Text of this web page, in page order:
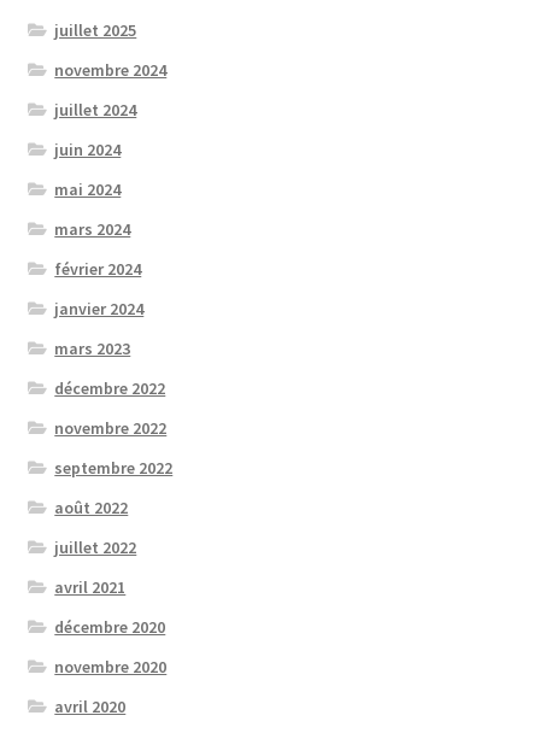
juillet 2025
novembre 2024
juillet 2024
juin 2024
mai 2024
mars 2024
février 2024
janvier 2024
mars 2023
décembre 2022
novembre 2022
septembre 2022
août 2022
juillet 2022
avril 2021
décembre 2020
novembre 2020
avril 2020